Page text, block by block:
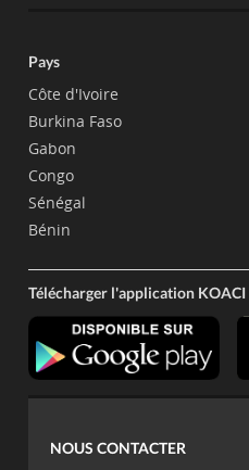
Pays
Côte d'Ivoire
Burkina Faso
Gabon
Congo
Sénégal
Bénin
Télécharger l'application KOACI
NOUS CONTACTER